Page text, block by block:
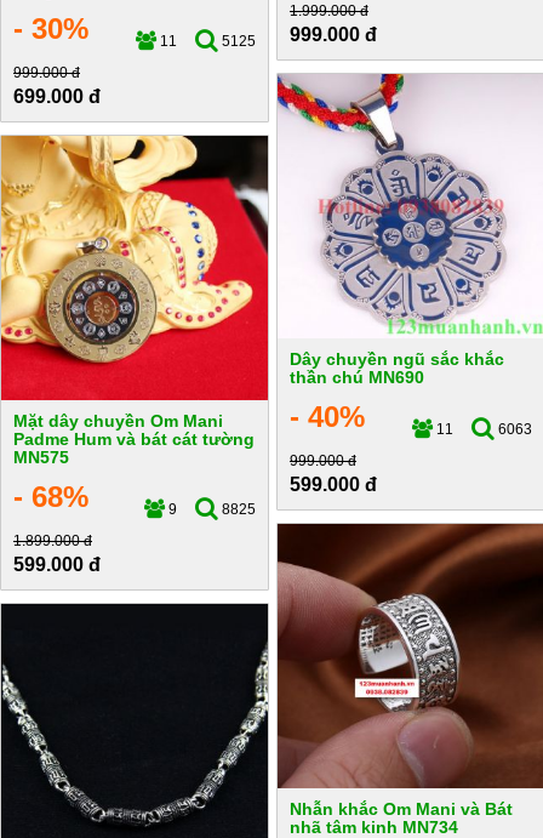
1.999.000 đ
999.000 đ
- 30% 11
5125
999.000 đ
699.000 đ
Dây chuyền ngũ sắc khắc
thần chú MN690
- 40% 11
6063
999.000 đ
599.000 đ
Mặt dây chuyền Om Mani
Padme Hum và bát cát tường
MN575
- 68% 9
8825
1.899.000 đ
599.000 đ
Nhẫn khắc Om Mani và Bát
nhã tâm kinh MN734